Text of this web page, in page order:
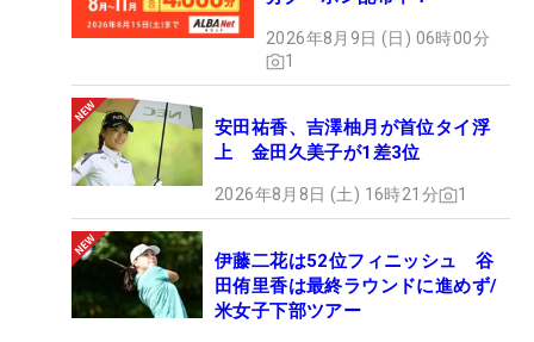
2026年8月9日 (日) 06時00分
1
安田祐香、吉澤柚月が首位タイ浮
上 金田久美子が1差3位
2026年8月8日 (土) 16時21分 1
伊藤二花は52位フィニッシュ 谷
田侑里香は最終ラウンドに進めず/
米女子下部ツアー